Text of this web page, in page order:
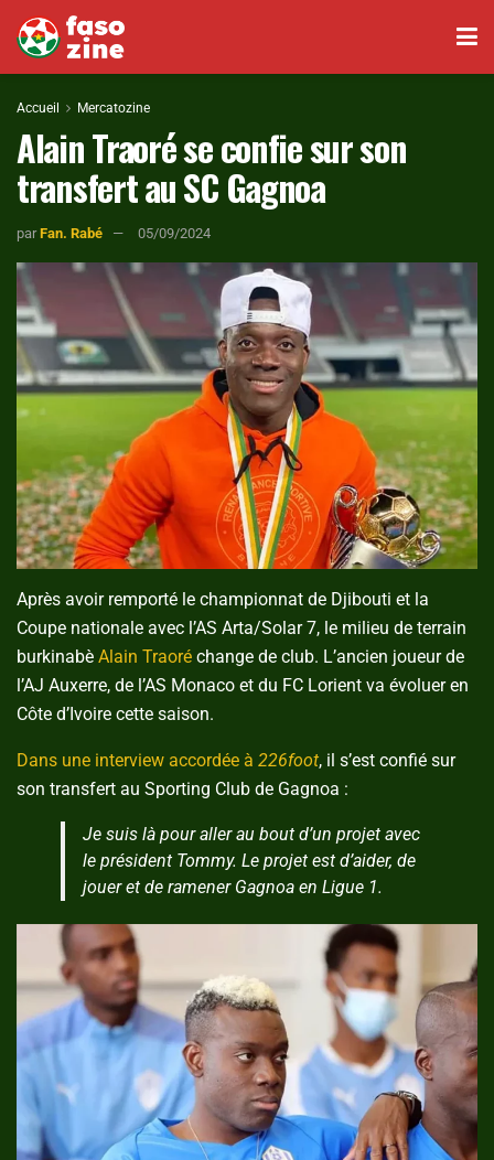
Accueil Mercatozine
Alain Traoré se confie sur son
transfert au SC Gagnoa
par Fan. Rabé 05/09/2024
Après avoir remporté le championnat de Djibouti et la
Coupe nationale avec l’AS Arta/Solar 7, le milieu de terrain
burkinabè Alain Traoré change de club. L’ancien joueur de
l’AJ Auxerre, de l’AS Monaco et du FC Lorient va évoluer en
Côte d’Ivoire cette saison.
Dans une interview accordée à 226foot, il s’est confié sur
son transfert au Sporting Club de Gagnoa :
Je suis là pour aller au bout d’un projet avec
le président Tommy. Le projet est d’aider, de
jouer et de ramener Gagnoa en Ligue 1.